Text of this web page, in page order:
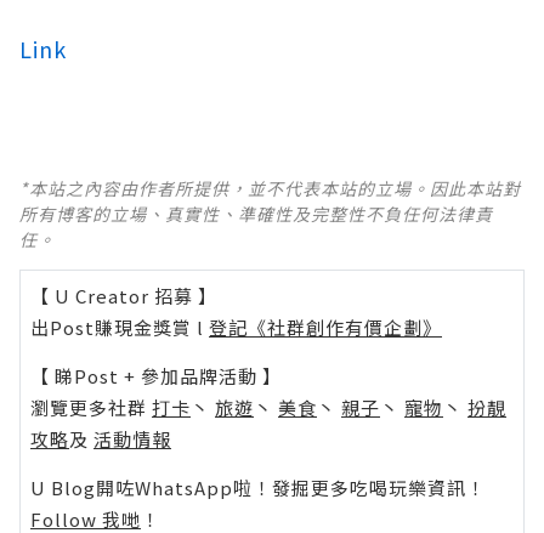
Link
*本站之內容由作者所提供，並不代表本站的立場。因此本站對
所有博客的立場、真實性、準確性及完整性不負任何法律責
任。
【 U Creator 招募 】
出Post賺現金獎賞 l 登記《社群創作有價企劃》
【 睇Post + 參加品牌活動 】
瀏覽更多社群 打卡 丶 旅遊 丶 美食 丶 親子 丶 寵物 丶 扮靚
攻略及 活動情報
U Blog開咗WhatsApp啦！發掘更多吃喝玩樂資訊！
Follow 我哋 ！